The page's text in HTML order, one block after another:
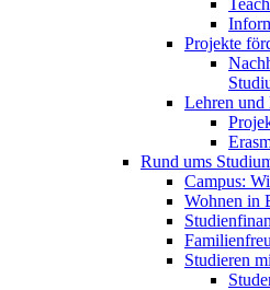
Projekte
Lehren und
Rund ums
Campus:
Wohnen in
Studieren